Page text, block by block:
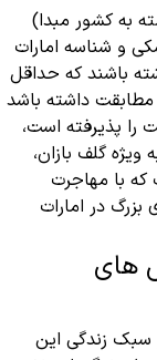
هر نفر (بسته به کشور مبدا)
و شناسه امارات
باشند که حداقل
مطابقت داشته باشد
که سبک زندگی بیش از 200 ملیت را پذیرفته است،
ویژه گلف بازان،
که با مهاجرت
در امارات
های
سبک زندگی این